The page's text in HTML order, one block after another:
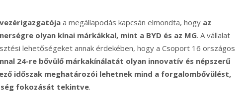
a megállapodás kapcsán elmondta, hogy az
olyan kínai márkákkal, mint a BYD és az MG. A vállalat
lehetőségeket annak érdekében, hogy a Csoport 16 országos
24-re bővülő márkakínálatát olyan innovatív és népszerű
időszak meghatározói lehetnek mind a forgalombővülést,
fokozását tekintve.